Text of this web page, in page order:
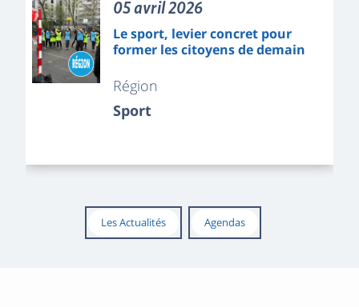
05 avril 2026
Le sport, levier concret pour
former les citoyens de demain
Région
Sport
Les Actualités Agendas